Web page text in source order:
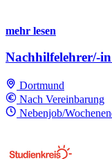
mehr lesen
Nachhilfelehrer/-
Dortmund
Nach Vereinbarung
Nebenjob/